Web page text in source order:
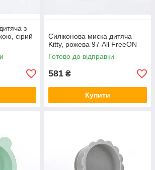
з
сірий
Силіконова миска дитяча
Kitty, рожева 97 All FreeON
Готово до відправки
581 ₴
Купити